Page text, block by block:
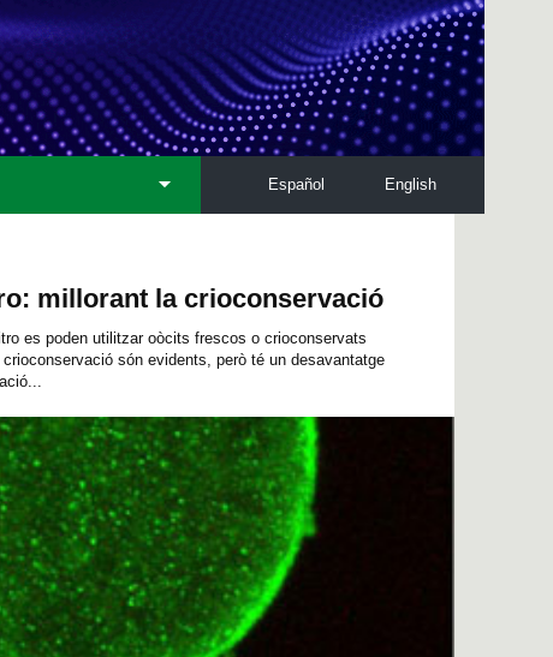
English
Español
millorant la crioconservació
es poden utilitzar oòcits frescos o crioconservats
són evidents, però té un desavantatge